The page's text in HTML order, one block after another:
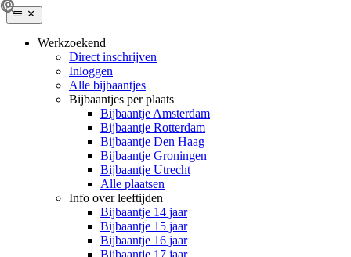
Werkzoekend
Direct inschrijven
Inloggen
Alle bijbaantjes
Bijbaantjes per plaats
Bijbaantje Amsterdam
Bijbaantje Rotterdam
Bijbaantje Den Haag
Bijbaantje Groningen
Bijbaantje Utrecht
Alle plaatsen
Info over leeftijden
Bijbaantje 14 jaar
Bijbaantje 15 jaar
Bijbaantje 16 jaar
Bijbaantje 17 jaar